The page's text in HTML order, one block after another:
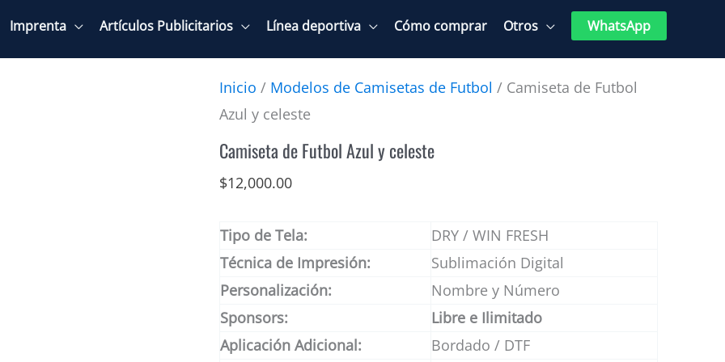
Imprenta Artículos Publicitarios Línea deportiva Cómo comprar Otros WhatsApp
Inicio / Modelos de Camisetas de Futbol / Camiseta de Futbol
Azul y celeste
Camiseta de Futbol Azul y celeste
$12,000.00
Tipo de Tela:
DRY / WIN FRESH
Técnica de Impresión:
Sublimación Digital
Personalización:
Nombre y Número
Sponsors:
Libre e Ilimitado
Aplicación Adicional:
Bordado / DTF